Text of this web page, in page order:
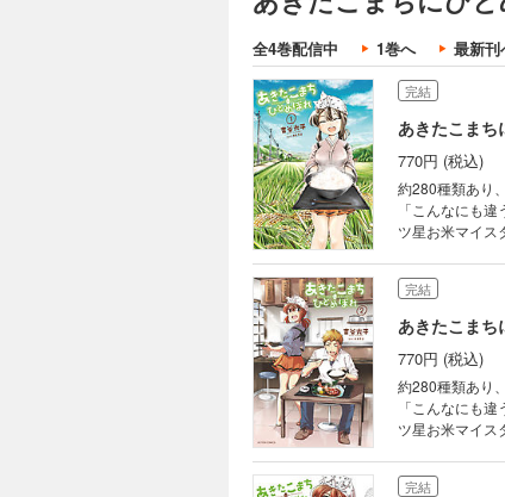
全4巻配信中 1巻へ 最新刊
完結
あきたこまち
770円 (税込)
約280種類あり
「こんなにも
ツ星お米マイス
完結
あきたこまち
770円 (税込)
約280種類あり
「こんなにも
ツ星お米マイス
完結